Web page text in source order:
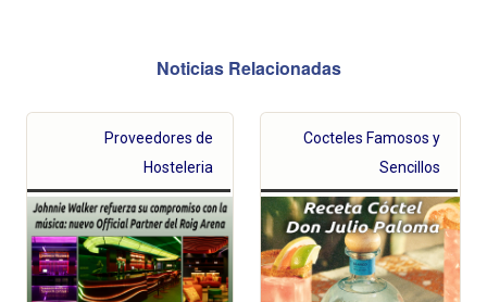
Noticias Relacionadas
Proveedores de
Hosteleria
Cocteles Famosos y
Sencillos